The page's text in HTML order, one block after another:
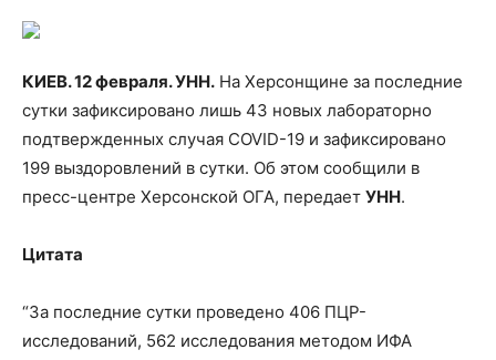
КИЕВ. 12 февраля. УНН. На Херсонщине за последние
сутки зафиксировано лишь 43 новых лабораторно
подтвержденных случая COVID-19 и зафиксировано
199 выздоровлений в сутки. Об этом сообщили в
пресс-центре Херсонской ОГА, передает УНН.
Цитата
“За последние сутки проведено 406 ПЦР-
исследований, 562 исследования методом ИФА